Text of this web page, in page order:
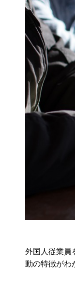
外国人従業員
動の特徴がわ